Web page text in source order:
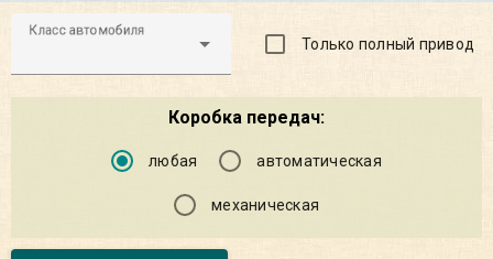
Класс автомобиля
Только полный привод
Коробка передач:
любая автоматическая
механическая